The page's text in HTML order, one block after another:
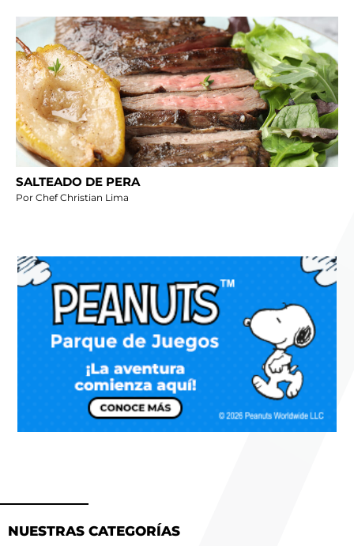
SALTEADO DE PERA
Por Chef Christian Lima
NUESTRAS CATEGORÍAS